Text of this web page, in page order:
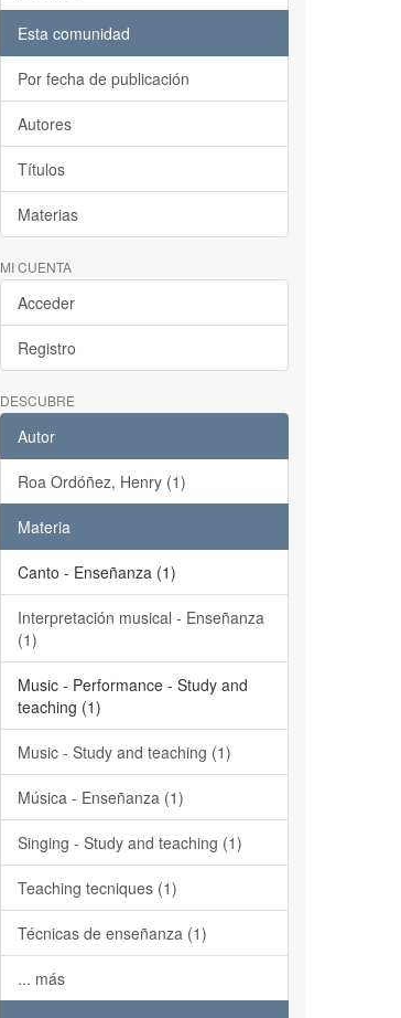
Esta comunidad
Por fecha de publicación
Autores
Títulos
Materias
MI CUENTA
Acceder
Registro
DESCUBRE
Autor
Roa Ordóñez, Henry (1)
Materia
Canto - Enseñanza (1)
Interpretación musical - Enseñanza
(1)
Music - Performance - Study and
teaching (1)
Music - Study and teaching (1)
Música - Enseñanza (1)
Singing - Study and teaching (1)
Teaching tecniques (1)
Técnicas de enseñanza (1)
... más